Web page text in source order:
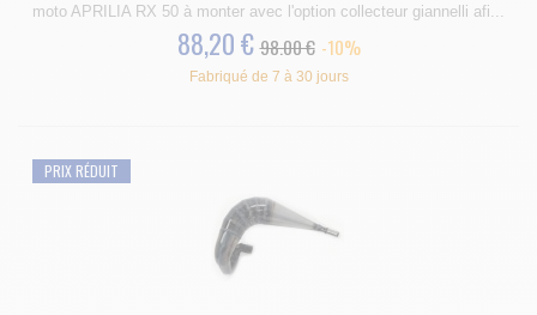
moto APRILIA RX 50 à monter avec l'option collecteur giannelli afi...
88,20 € 98.00 € -10%
Fabriqué de 7 à 30 jours
PRIX RÉDUIT